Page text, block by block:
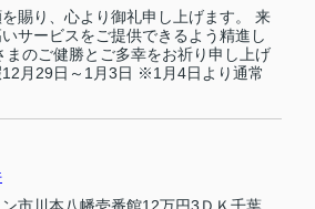
賜り、心より御礼申し上げます。 来
サービスをご提供できるよう精進し
まのご健勝とご多幸をお祈り申し上げ
12月29日～1月3日 ※1月4日より通常